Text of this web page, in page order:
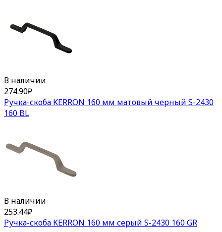
В наличии
274.90₽
Ручка-скоба KERRON 160 мм матовый черный S-2430
160 BL
В наличии
253.44₽
Ручка-скоба KERRON 160 мм серый S-2430 160 GR